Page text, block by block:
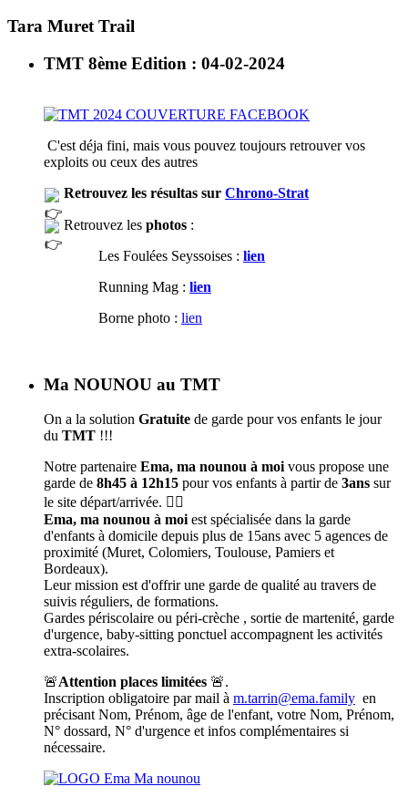
Tara Muret Trail
TMT 8ème Edition : 04-02-2024
C'est déja fini, mais vous pouvez toujours retrouver vos
exploits ou ceux des autres
Retrouvez les résultas sur Chrono-Strat
Retrouvez les photos :
Les Foulées Seyssoises : lien
Running Mag : lien
Borne photo : lien
Ma NOUNOU au TMT
On a la solution Gratuite de garde pour vos enfants le jour
du TMT !!!
Notre partenaire Ema, ma nounou à moivous propose une
garde de 8h45 à 12h15 pour vos enfants à partir de 3ans sur
le site départ/arrivée. 🦹‍♀️
Ema, ma nounou à moiest spécialisée dans la garde
d'enfants à domicile depuis plus de 15ans avec 5 agences de
proximité (Muret, Colomiers, Toulouse, Pamiers et
Bordeaux).
Leur mission est d'offrir une garde de qualité au travers de
suivis réguliers, de formations.
Gardes périscolaire ou péri-crèche , sortie de martenité, garde
d'urgence, baby-sitting ponctuel accompagnent les activités
extra-scolaires.
🚨Attention places limitées 🚨.
Inscription obligatoire par mail à m.tarrin@ema.family en
précisant Nom, Prénom, âge de l'enfant, votre Nom, Prénom,
N° dossard, N° d'urgence et infos complémentaires si
nécessaire.